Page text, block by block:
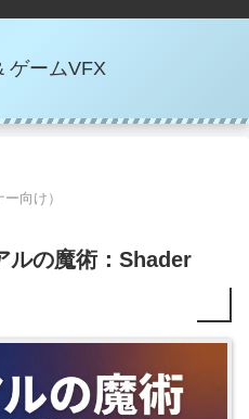
ゲームVFX
向け）
ルの魔術：Shader